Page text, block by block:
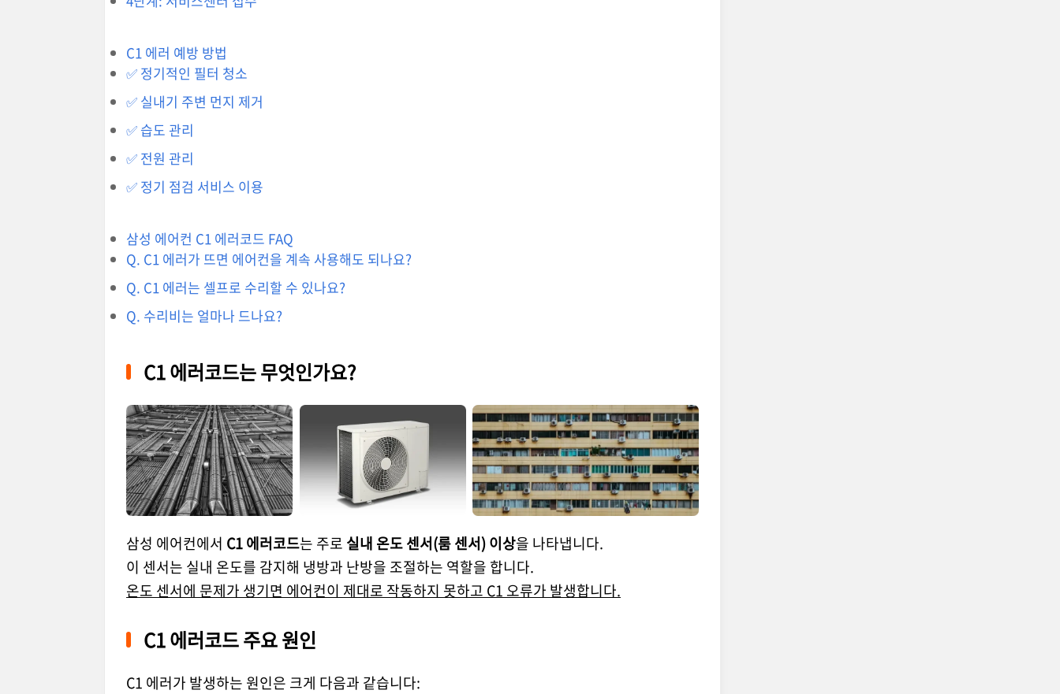
C1 에러 예방 방법
✅ 정기적인 필터 청소
✅ 실내기 주변 먼지 제거
✅ 습도 관리
✅ 전원 관리
✅ 정기 점검 서비스 이용
삼성 에어컨 C1 에러코드 FAQ
Q. C1 에러가 뜨면 에어컨을 계속 사용해도 되나요?
Q. C1 에러는 셀프로 수리할 수 있나요?
Q. 수리비는 얼마나 드나요?
C1 에러코드는 무엇인가요?
삼성 에어컨에서 C1 에러코드는 주로 실내 온도 센서(룸 센서) 이상을 나타냅니다.
이 센서는 실내 온도를 감지해 냉방과 난방을 조절하는 역할을 합니다.
온도 센서에 문제가 생기면 에어컨이 제대로 작동하지 못하고 C1 오류가 발생합니다.
C1 에러코드 주요 원인
C1 에러가 발생하는 원인은 크게 다음과 같습니다: